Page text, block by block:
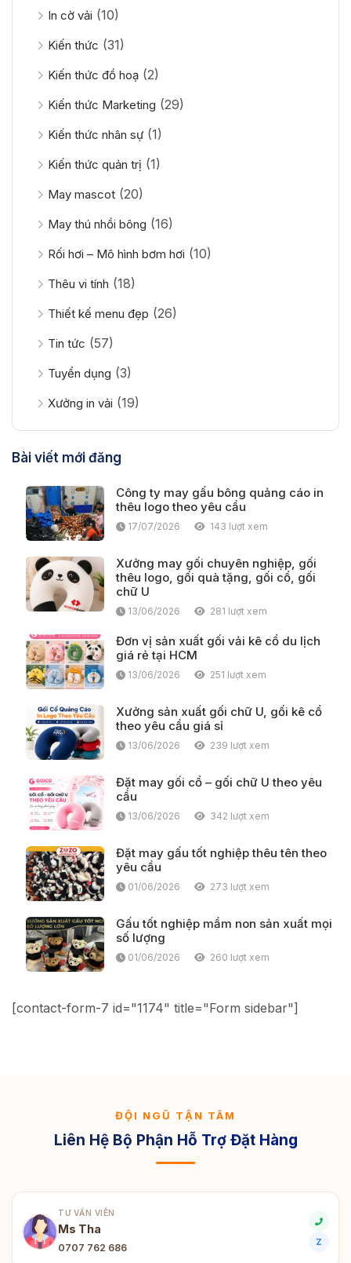
In cờ vải (10)
Kiến thức (31)
Kiến thức đồ hoạ (2)
Kiến thức Marketing (29)
Kiến thức nhân sự (1)
Kiến thức quản trị (1)
May mascot (20)
May thú nhồi bông (16)
Rối hơi – Mô hình bơm hơi (10)
Thêu vi tính (18)
Thiết kế menu đẹp (26)
Tin tức (57)
Tuyển dụng (3)
Xưởng in vải (19)
Bài viết mới đăng
Công ty may gấu bông quảng cáo in
thêu logo theo yêu cầu
17/07/2026 143 lượt xem
Xưởng may gối chuyên nghiệp, gối
thêu logo, gối quà tặng, gối cổ, gối
chữ U
13/06/2026 281 lượt xem
Đơn vị sản xuất gối vải kê cổ du lịch
giá rẻ tại HCM
13/06/2026 251 lượt xem
Xưởng sản xuất gối chữ U, gối kê cổ
theo yêu cầu giá sỉ
13/06/2026 239 lượt xem
Đặt may gối cổ – gối chữ U theo yêu
cầu
13/06/2026 342 lượt xem
Đặt may gấu tốt nghiệp thêu tên theo
yêu cầu
01/06/2026 273 lượt xem
Gấu tốt nghiệp mầm non sản xuất mọi
số lượng
01/06/2026 260 lượt xem
[contact-form-7 id="1174" title="Form sidebar"]
ĐỘI NGŨ TẬN TÂM
Liên Hệ Bộ Phận Hỗ Trợ Đặt Hàng
TƯ VẤN VIÊN
Ms Tha
0707 762 686
Z